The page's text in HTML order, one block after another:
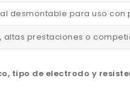
desmontable para uso con
altas prestaciones o
tipo de electrodo y